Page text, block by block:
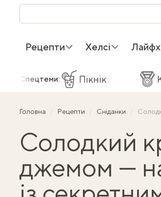
Рецепти Хелсі
Спецтеми: Пікнік
Головна Рецепти Сніданки
Солодкий
джемом —